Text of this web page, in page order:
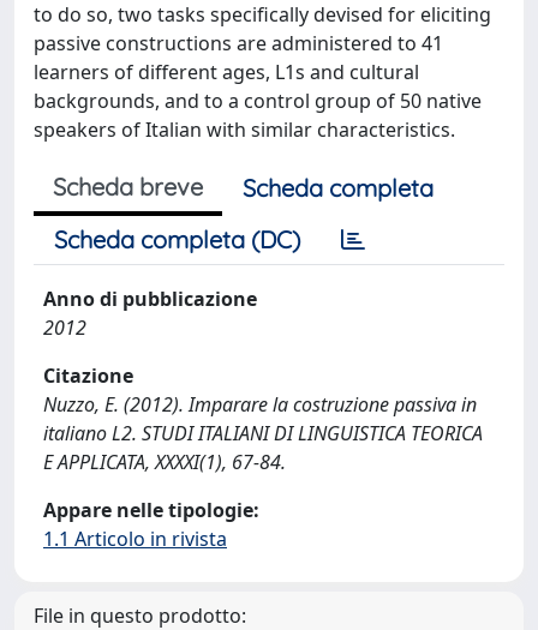
to do so, two tasks specifically devised for eliciting
passive constructions are administered to 41
learners of different ages, L1s and cultural
backgrounds, and to a control group of 50 native
speakers of Italian with similar characteristics.
Scheda breve
Scheda completa
Scheda completa (DC)
Anno di pubblicazione
2012
Citazione
Nuzzo, E. (2012). Imparare la costruzione passiva in
italiano L2. STUDI ITALIANI DI LINGUISTICA TEORICA
E APPLICATA, XXXXI(1), 67-84.
Appare nelle tipologie:
1.1 Articolo in rivista
File in questo prodotto: